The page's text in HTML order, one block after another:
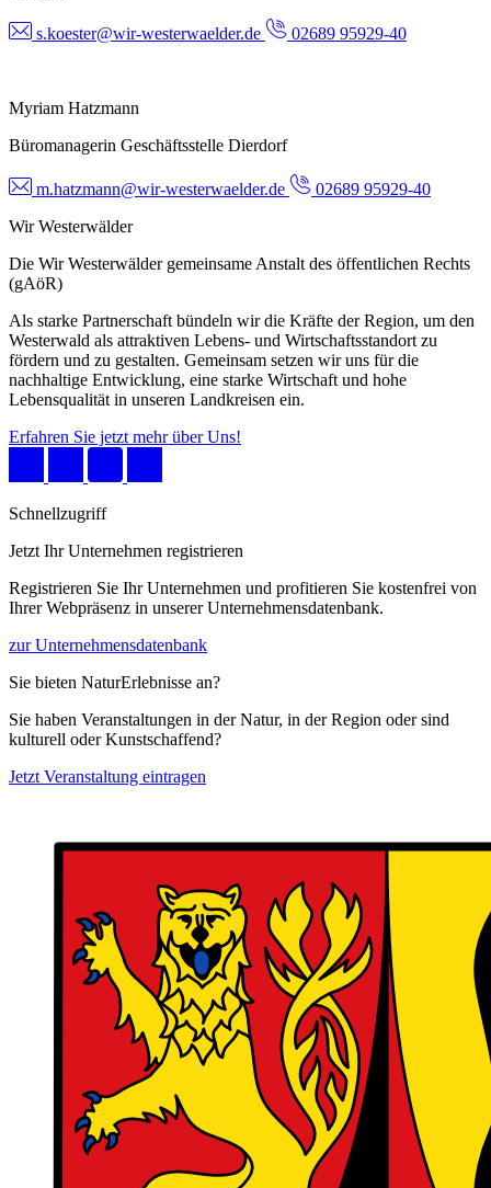
s.koester@wir-westerwaelder.de 02689 95929-40
Myriam Hatzmann
Büromanagerin Geschäftsstelle Dierdorf
m.hatzmann@wir-westerwaelder.de
02689 95929-40
Wir Westerwälder
Die Wir Westerwälder gemeinsame Anstalt des öffentlichen Rechts
(gAöR)
Als starke Partnerschaft bündeln wir die Kräfte der Region, um den
Westerwald als attraktiven Lebens- und Wirtschaftsstandort zu
fördern und zu gestalten. Gemeinsam setzen wir uns für die
nachhaltige Entwicklung, eine starke Wirtschaft und hohe
Lebensqualität in unseren Landkreisen ein.
Erfahren Sie jetzt mehr über Uns!
Schnellzugriff
Jetzt Ihr Unternehmen registrieren
Registrieren Sie Ihr Unternehmen und profitieren Sie kostenfrei von
Ihrer Webpräsenz in unserer Unternehmensdatenbank.
zur Unternehmensdatenbank
Sie bieten NaturErlebnisse an?
Sie haben Veranstaltungen in der Natur, in der Region oder sind
kulturell oder Kunstschaffend?
Jetzt Veranstaltung eintragen